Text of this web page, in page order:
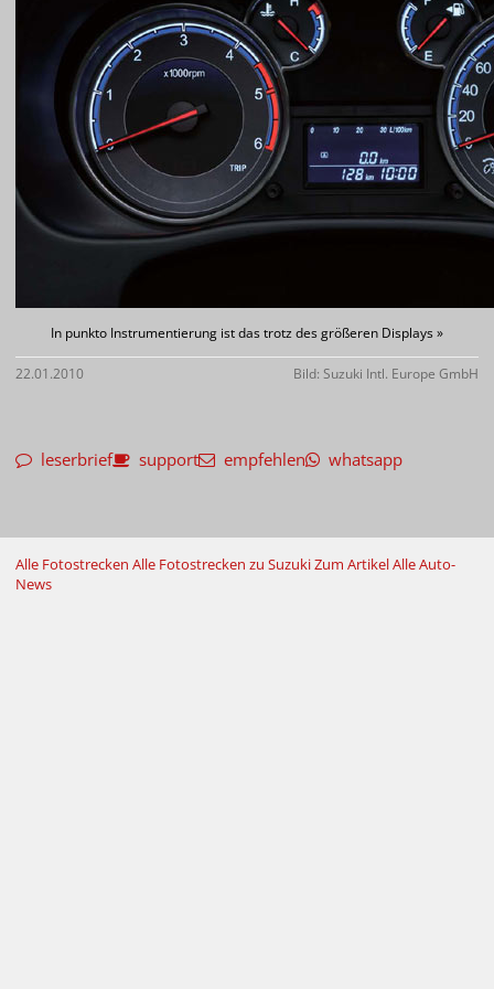
In punkto Instrumentierung ist das trotz des größeren Displays »
22.01.2010 Bild: Suzuki Intl. Europe GmbH
leserbrief support empfehlen whatsapp
Alle Fotostrecken Alle Fotostrecken zu SuzukiZum ArtikelAlle Auto-
News